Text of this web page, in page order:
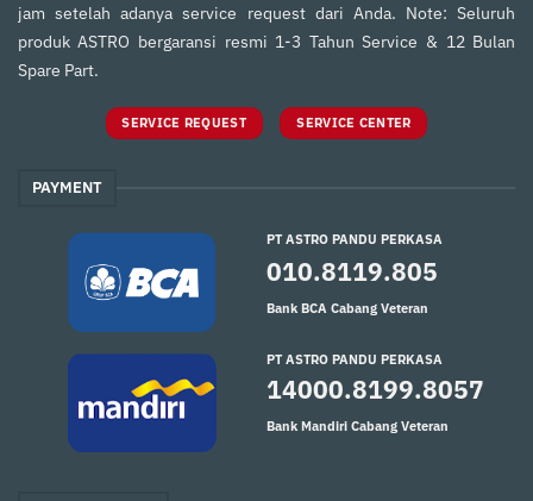
jam setelah adanya service request dari Anda. Note: Seluruh
produk ASTRO bergaransi resmi 1-3 Tahun Service & 12 Bulan
Spare Part.
SERVICE REQUEST SERVICE CENTER
PAYMENT
PT ASTRO PANDU PERKASA
010.8119.805
Bank BCA Cabang Veteran
PT ASTRO PANDU PERKASA
14000.8199.8057
Bank Mandiri Cabang Veteran